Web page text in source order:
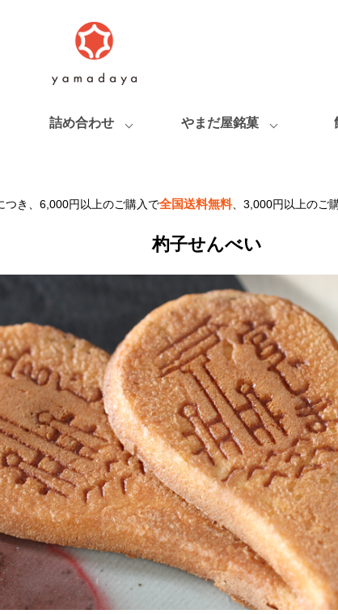
詰め合わせ やまだ屋銘菓
つき、6,000円以上のご購入で全国送料無料、3,000円以上のご
杓子せんべい